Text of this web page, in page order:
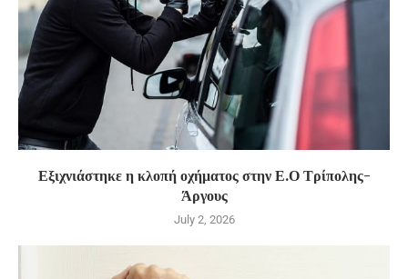
Εξιχνιάστηκε η κλοπή οχήματος στην Ε.Ο Τρίπολης-
Άργους
July 2, 2026